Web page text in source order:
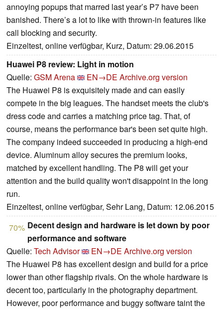
annoying popups that marred last year’s P7 have been
banished. There’s a lot to like with thrown-in features like
call blocking and security.
Einzeltest, online verfügbar, Kurz, Datum: 29.06.2015
Huawei P8 review: Light in motion
Quelle: GSM Arena EN→DE Archive.org version
The Huawei P8 is exquisitely made and can easily
compete in the big leagues. The handset meets the club's
dress code and carries a matching price tag. That, of
course, means the performance bar's been set quite high.
The company indeed succeeded in producing a high-end
device. Aluminum alloy secures the premium looks,
matched by excellent handling. The P8 will get your
attention and the build quality won't disappoint in the long
run.
Einzeltest, online verfügbar, Sehr Lang, Datum: 12.06.2015
70% Decent design and hardware is let down by poor
performance and software
Quelle: Tech Advisor EN→DE Archive.org version
The Huawei P8 has excellent design and build for a price
lower than other flagship rivals. On the whole hardware is
decent too, particularly in the photography department.
However, poor performance and buggy software taint the